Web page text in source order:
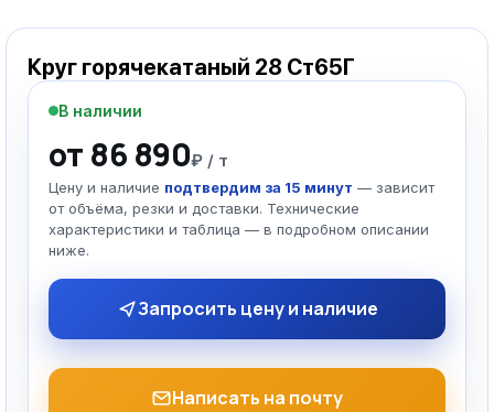
Круг горячекатаный 28 Ст65Г
В наличии
от 86 890₽ / т
Цену и наличие подтвердим за 15 минут — зависит
от объёма, резки и доставки. Технические
характеристики и таблица — в подробном описании
ниже.
Запросить цену и наличие
Написать на почту